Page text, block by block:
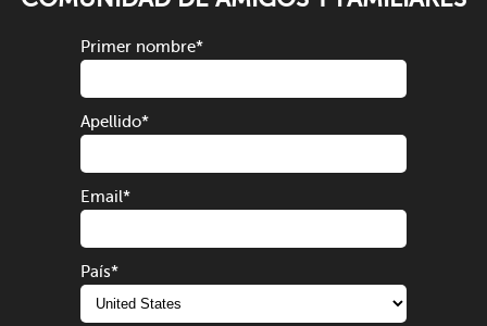
Primer nombre*
Apellido*
Email*
País*